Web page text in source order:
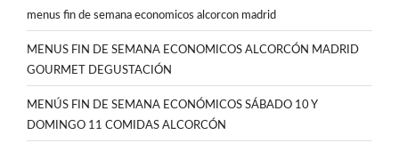
menus fin de semana economicos alcorcon madrid
MENUS FIN DE SEMANA ECONOMICOS ALCORCÓN MADRID
GOURMET DEGUSTACIÓN
MENÚS FIN DE SEMANA ECONÓMICOS SÁBADO 10 Y
DOMINGO 11 COMIDAS ALCORCÓN